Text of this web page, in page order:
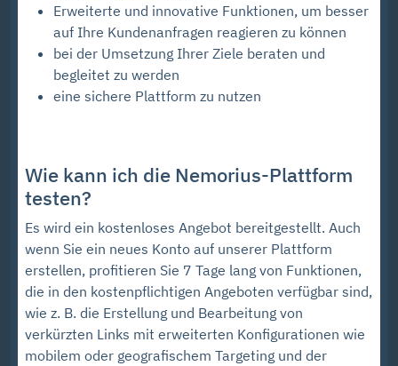
Erweiterte und innovative Funktionen, um besser
auf Ihre Kundenanfragen reagieren zu können
bei der Umsetzung Ihrer Ziele beraten und
begleitet zu werden
eine sichere Plattform zu nutzen
Wie kann ich die Nemorius-Plattform
testen?
Es wird ein kostenloses Angebot bereitgestellt. Auch
wenn Sie ein neues Konto auf unserer Plattform
erstellen, profitieren Sie 7 Tage lang von Funktionen,
die in den kostenpflichtigen Angeboten verfügbar sind,
wie z. B. die Erstellung und Bearbeitung von
verkürzten Links mit erweiterten Konfigurationen wie
mobilem oder geografischem Targeting und der